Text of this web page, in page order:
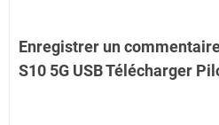
Enregistrer un
S10 5G USB Télécharger